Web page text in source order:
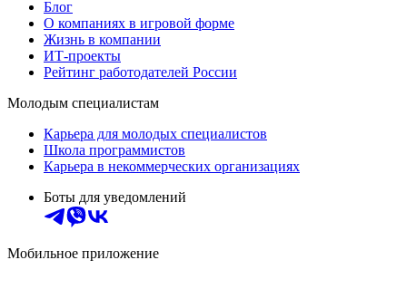
Блог
О компаниях в игровой форме
Жизнь в компании
ИТ-проекты
Рейтинг работодателей России
Молодым специалистам
Карьера для молодых специалистов
Школа программистов
Карьера в некоммерческих организациях
Боты для уведомлений
Мобильное приложение